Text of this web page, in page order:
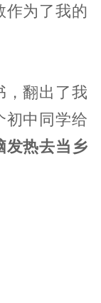
作为了我的
，翻出了我
初中同学给
发热去当乡